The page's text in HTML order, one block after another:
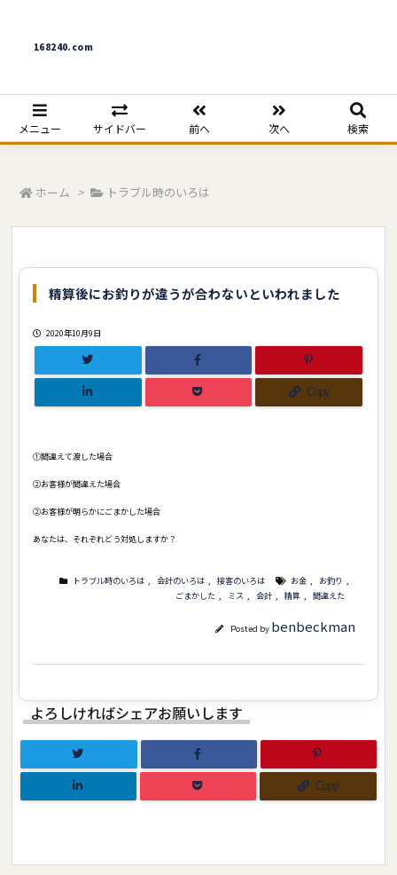
168240.com
メニュー サイドバー 前へ 次へ 検索
ホーム > トラブル時のいろは
精算後にお釣りが違うが合わないといわれました
2020年10月9日
Copy
①間違えて渡した場合
②お客様が間違えた場合
②お客様が明らかにごまかした場合
あなたは、それぞれどう対処しますか？
トラブル時のいろは , 会計のいろは , 接客のいろは お金 , お釣り ,
ごまかした , ミス , 会計 , 精算 , 間違えた
Posted by benbeckman
よろしければシェアお願いします
Copy